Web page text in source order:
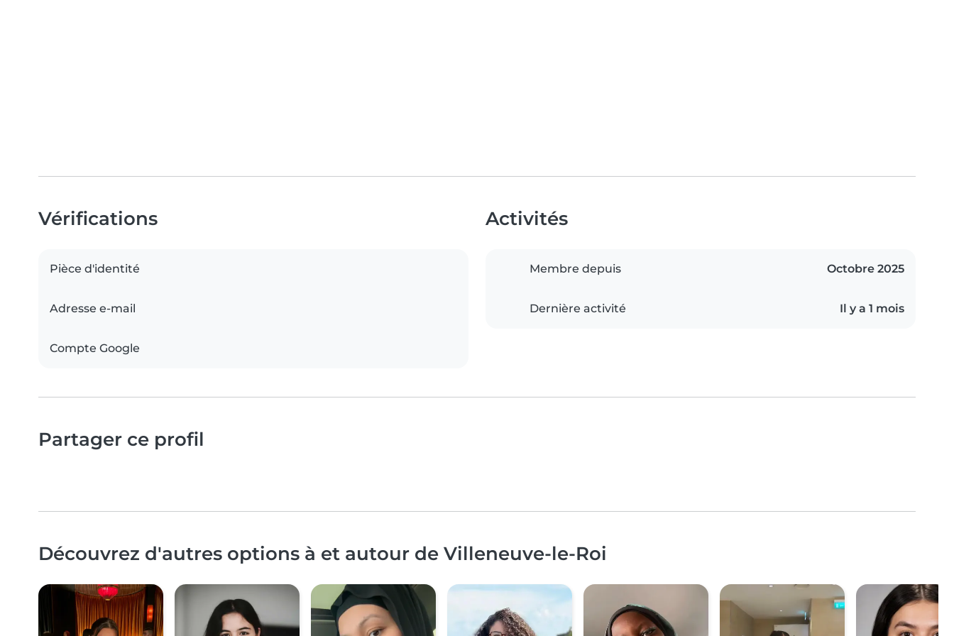
Vérifications
Pièce d'identité
Adresse e-mail
Compte Google
Activités
Membre depuis Octobre 2025
Dernière activité Il y a 1 mois
Partager ce profil
Découvrez d'autres options à et autour de Villeneuve-le-Roi